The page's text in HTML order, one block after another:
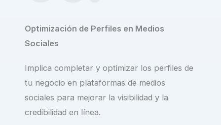
Optimización de Perfiles en Medios
Sociales
Implica completar y optimizar los perfiles de
tu negocio en plataformas de medios
sociales para mejorar la visibilidad y la
credibilidad en línea.